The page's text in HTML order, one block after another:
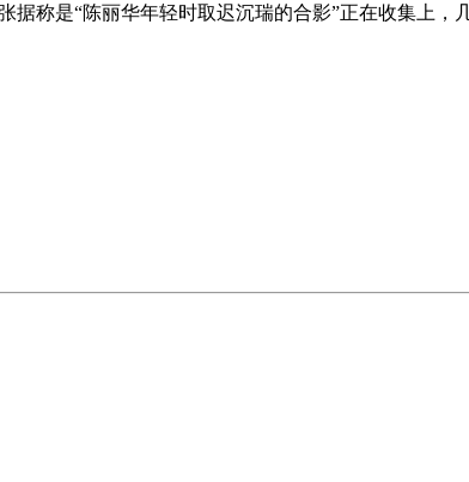
称是“陈丽华年轻时取迟沉瑞的合影”正在收集上，